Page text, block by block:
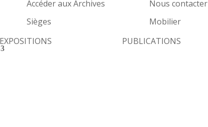
Accéder aux Archives Nous contacter
Sièges Mobilier
EXPOSITIONS PUBLICATIONS